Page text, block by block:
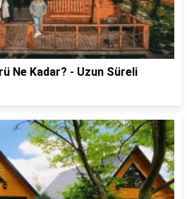
Ne Kadar? - Uzun Süreli